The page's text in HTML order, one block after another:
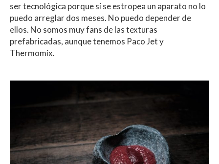
ser tecnológica porque si se estropea un aparato no lo
puedo arreglar dos meses. No puedo depender de
ellos. No somos muy fans de las texturas
prefabricadas, aunque tenemos Paco Jet y
Thermomix.